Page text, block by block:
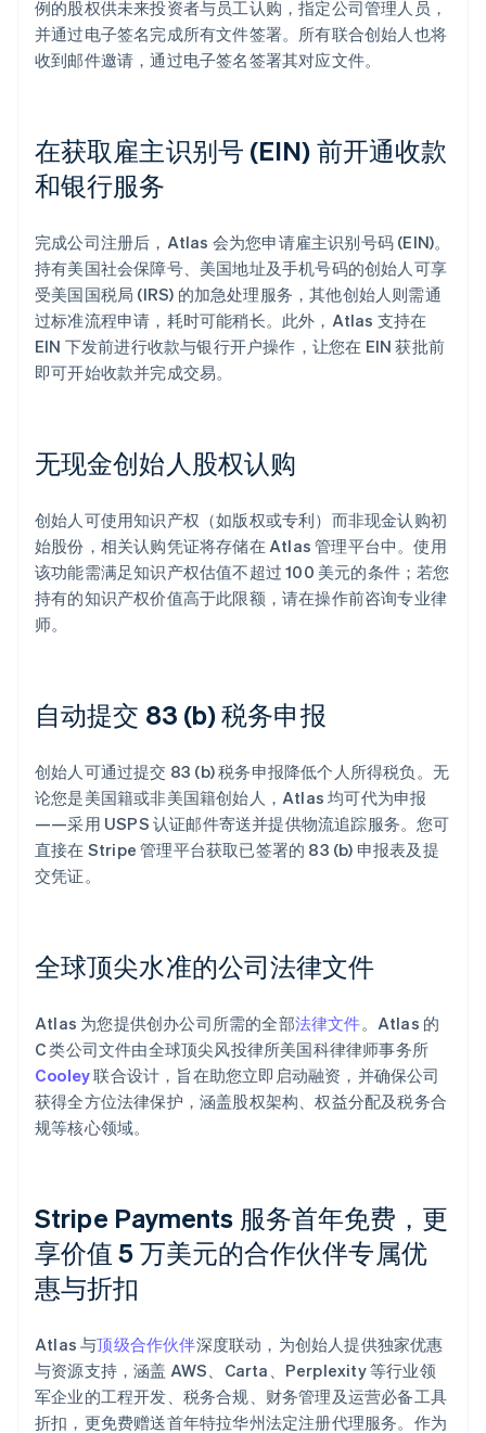
例的股权供未来投资者与员工认购，指定公司管理人员，
并通过电子签名完成所有文件签署。所有联合创始人也将
收到邮件邀请，通过电子签名签署其对应文件。
在获取雇主识别号 (EIN) 前开通收款
和银行服务
完成公司注册后，Atlas 会为您申请雇主识别号码 (EIN)。
持有美国社会保障号、美国地址及手机号码的创始人可享
受美国国税局 (IRS) 的加急处理服务，其他创始人则需通
过标准流程申请，耗时可能稍长。此外，Atlas 支持在
EIN 下发前进行收款与银行开户操作，让您在 EIN 获批前
即可开始收款并完成交易。
无现金创始人股权认购
创始人可使用知识产权（如版权或专利）而非现金认购初
始股份，相关认购凭证将存储在 Atlas 管理平台中。使用
该功能需满足知识产权估值不超过 100 美元的条件；若您
持有的知识产权价值高于此限额，请在操作前咨询专业律
师。
自动提交 83 (b) 税务申报
创始人可通过提交 83 (b) 税务申报降低个人所得税负。无
论您是美国籍或非美国籍创始人，Atlas 均可代为申报
——采用 USPS 认证邮件寄送并提供物流追踪服务。您可
直接在 Stripe 管理平台获取已签署的 83 (b) 申报表及提
交凭证。
全球顶尖水准的公司法律文件
Atlas 为您提供创办公司所需的全部法律文件。Atlas 的
C 类公司文件由全球顶尖风投律所美国科律律师事务所
Cooley联合设计，旨在助您立即启动融资，并确保公司
获得全方位法律保护，涵盖股权架构、权益分配及税务合
规等核心领域。
Stripe Payments 服务首年免费，更
享价值 5 万美元的合作伙伴专属优
惠与折扣
Atlas 与顶级合作伙伴深度联动，为创始人提供独家优惠
与资源支持，涵盖 AWS、Carta、Perplexity 等行业领
军企业的工程开发、税务合规、财务管理及运营必备工具
折扣，更免费赠送首年特拉华州法定注册代理服务。作为
阿联酋
English
English
爱沙尼亚
English
奥地利